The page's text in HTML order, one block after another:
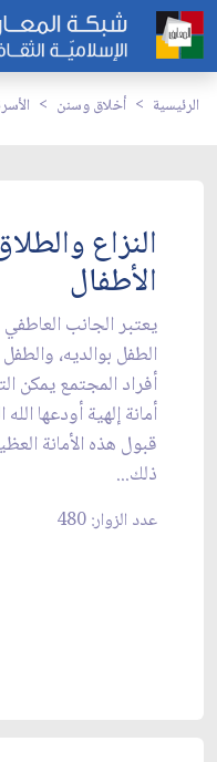
الرئيسية أخلاق وسنن
النزاع
الأطفال
يعتبر الجانب
الطفل بوالديه،
أفراد المجتمع يمكن
أمانة إلهية أودعها
قبول هذه الأمانة
ذلك...
عدد الزوار: 480